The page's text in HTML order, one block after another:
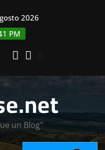
2026
PM
un Blog"